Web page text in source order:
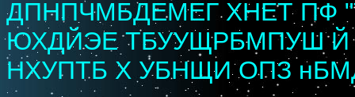
ДПНПЧМБДЕМЕГ ХНЕТ ПФ
ЮХДЙЭЕ ТБУУЩРБМПУШ
НХУПТБ Х УБНЩИ ОПЗ